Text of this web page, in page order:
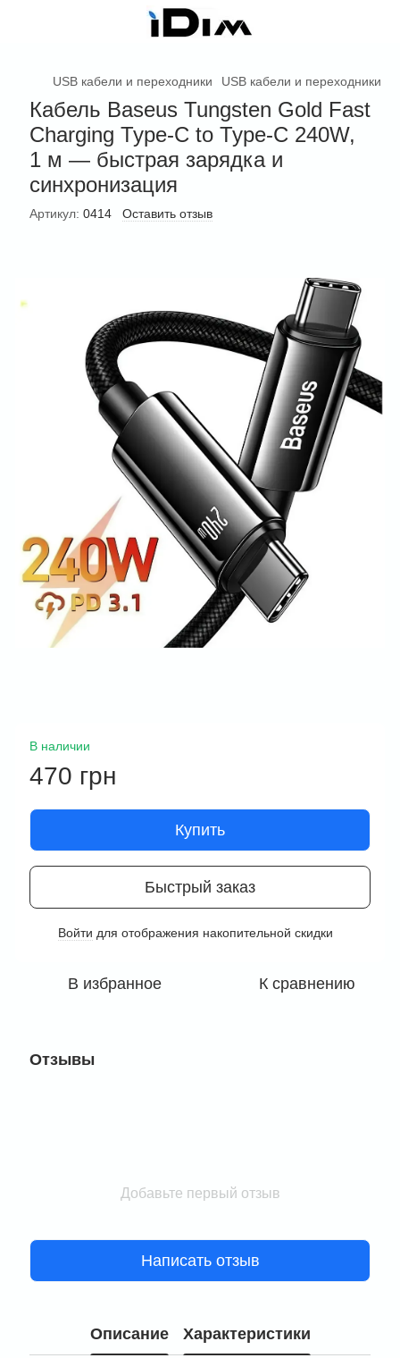
USB кабели и переходники USB кабели и переходники
Кабель Baseus Tungsten Gold Fast
Charging Type-C to Type-C 240W,
1 м — быстрая зарядка и
синхронизация
Артикул: 0414 Оставить отзыв
В наличии
470 грн
Купить
Быстрый заказ
Войти для отображения накопительной скидки
В избранное К сравнению
Отзывы
Добавьте первый отзыв
Написать отзыв
Описание Характеристики